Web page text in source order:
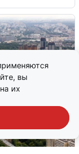
вы
на их